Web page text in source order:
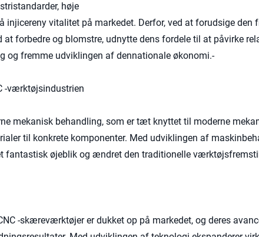
høje
injicereny vitalitet på markedet. Derfor, ved at forudsige den
forbedre og blomstre, udnytte dens fordele til at påvirke
og fremme udviklingen af ​​dennationale økonomi.-
-værktøjsindustrien
mekanisk behandling, som er tæt knyttet til moderne
til konkrete komponenter. Med udviklingen af
fantastisk øjeblik og ændret den traditionelle
-skæreværktøjer er dukket op på markedet, og deres